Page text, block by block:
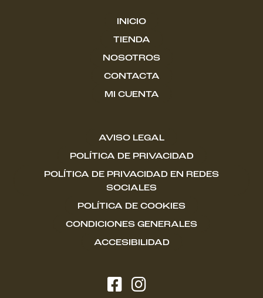
INICIO
TIENDA
NOSOTROS
CONTACTA
MI CUENTA
AVISO LEGAL
POLÍTICA DE PRIVACIDAD
POLÍTICA DE PRIVACIDAD EN REDES
SOCIALES
POLÍTICA DE COOKIES
CONDICIONES GENERALES
ACCESIBILIDAD